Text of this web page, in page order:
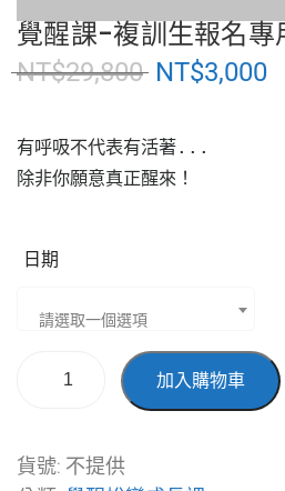
覺醒課-複訓生報名專
NT$29,800 NT$3,000
有呼吸不代表有活著...
除非你願意真正醒來！
日期
請選取一個選項
加入購物車
貨號: 不提供